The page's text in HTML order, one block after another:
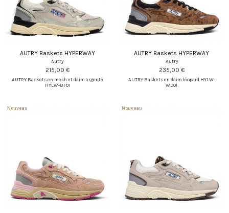
AUTRY Baskets HYPERWAY
Autry
215,00 €
AUTRY Baskets en mesh et daim argenté
HYLW-BF01
AUTRY Baskets HYPERWAY
Autry
235,00 €
AUTRY Baskets en daim léopard HYLW-
WD01
Nouveau Nouveau